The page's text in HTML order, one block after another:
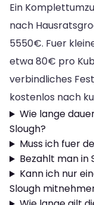
Ein
nach
5550€. Fuer
etwa 80€ pro
verbindliches
kostenlos nach
Wie lange
Slough?
Muss ich fuer
Bezahlt man in
Kann ich nur
Slough